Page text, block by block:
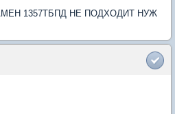
1357ТБПД НЕ ПОДХОДИТ НУЖ